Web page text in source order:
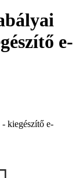
e-
kiegészítő e-